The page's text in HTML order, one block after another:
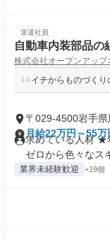
派遣社員
自動車内装部品の
株式会社オープンアップ
イチからものづくり
〒029-4500岩手
月給22万円～55万
求めている人材 ★
ゼロから色々なス
業界未経験歓迎 +19個